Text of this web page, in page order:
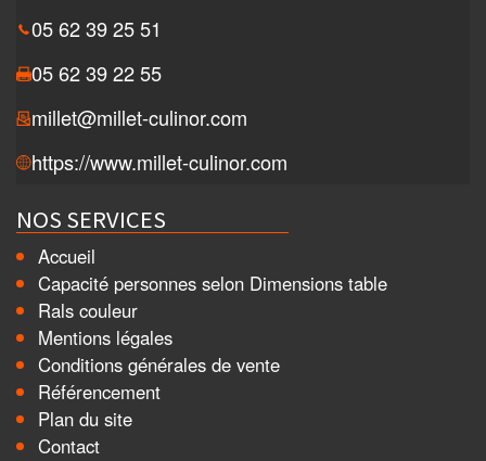
05 62 39 25 51
05 62 39 22 55
millet@millet-culinor.com
https://www.millet-culinor.com
NOS SERVICES
Accueil
Capacité personnes selon Dimensions table
Rals couleur
Mentions légales
Conditions générales de vente
Référencement
Plan du site
Contact